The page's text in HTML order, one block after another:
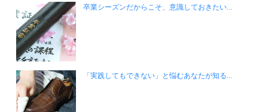
卒業シーズンだからこそ、意識しておきたい...
「実践してもできない」と悩むあなたが知る...